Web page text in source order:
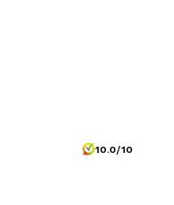
10.0/10